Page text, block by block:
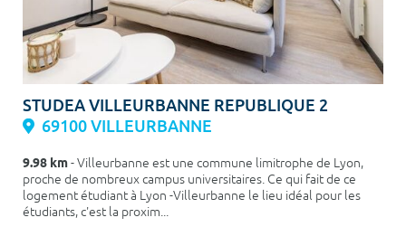
STUDEA VILLEURBANNE REPUBLIQUE 2
69100 VILLEURBANNE
9.98 km- Villeurbanne est une commune limitrophe de Lyon,
proche de nombreux campus universitaires. Ce qui fait de ce
logement étudiant à Lyon -Villeurbanne le lieu idéal pour les
étudiants, c'est la proxim...